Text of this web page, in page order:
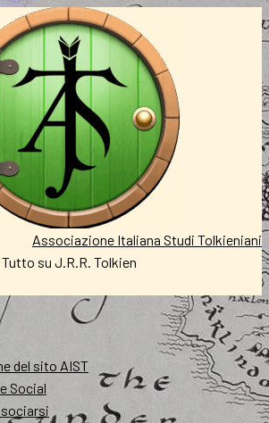
Associazione Italiana Studi Tolkieniani
Tutto su J.R.R. Tolkien
del sito AIST
Social